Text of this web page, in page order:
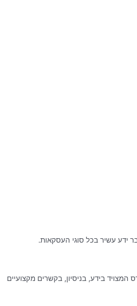
בידע, בניסיון, בקשרים מקצועיים